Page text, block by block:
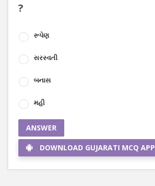
?
રૂપેણ
સરસ્વતી
બનાસ
મહી
ANSWER
DOWNLOAD GUJARATI MCQ APP